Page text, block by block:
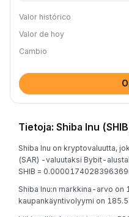
Valor histórico
Valor de hoy
Cambio
Tietoja: Shiba Inu
Shiba Inu on kryptovaluutta,
(SAR) -valuutaksi Bybit-
Shiba Inu:n markkina-arvo on ﷼10.25B SAR ja 24 tunnin